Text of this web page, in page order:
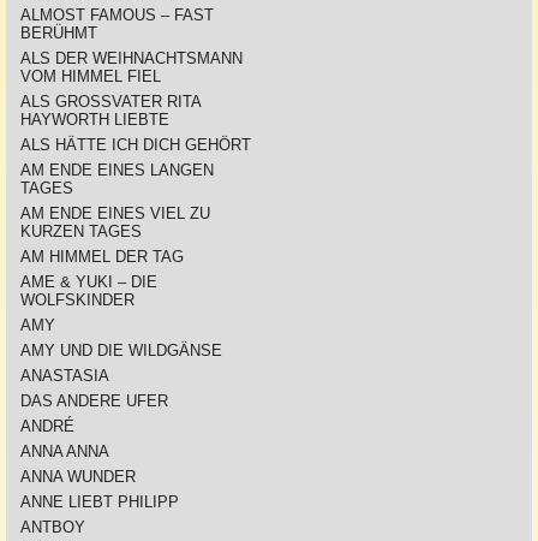
ALMOST FAMOUS – FAST
BERÜHMT
ALS DER WEIHNACHTSMANN
VOM HIMMEL FIEL
ALS GROSSVATER RITA
HAYWORTH LIEBTE
ALS HÄTTE ICH DICH GEHÖRT
AM ENDE EINES LANGEN
TAGES
AM ENDE EINES VIEL ZU
KURZEN TAGES
AM HIMMEL DER TAG
AME & YUKI – DIE
WOLFSKINDER
AMY
AMY UND DIE WILDGÄNSE
ANASTASIA
DAS ANDERE UFER
ANDRÉ
ANNA ANNA
ANNA WUNDER
ANNE LIEBT PHILIPP
ANTBOY